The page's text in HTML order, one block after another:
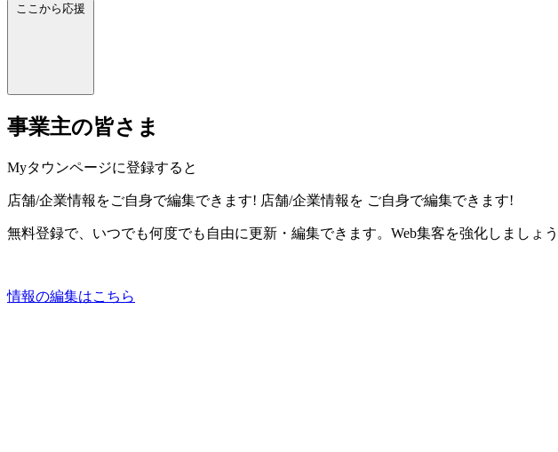
ここから応援
事業主の皆さま
Myタウンページに登録すると
店舗/企業情報をご自身で編集できます! 店舗/企業情報を ご自身で編集できます!
無料登録で、いつでも何度でも自由に更新・編集できます。Web集客を強化しましょう
情報の編集はこちら